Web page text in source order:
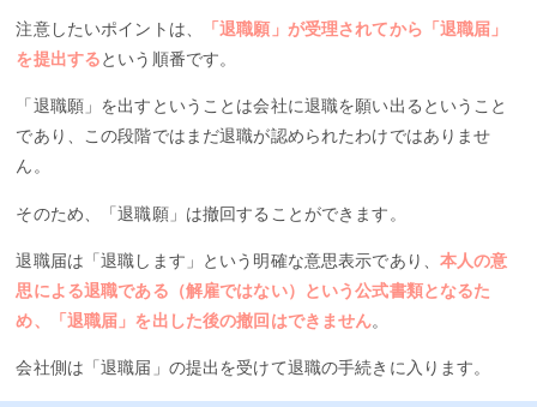
注意したいポイントは、
「退職願」が受理されてから「退職届」
を提出するという順番です。
「退職願」を出すということは会社に退職を願い出るということ
であり、この段階ではまだ退職が認められたわけではありませ
ん。
そのため、「退職願」は撤回することができます。
退職届は「退職します」という明確な意思表示であり、本人の意
思による退職である（解雇ではない）という公式書類となるた
め、「退職届」を出した後の撤回はできません。
会社側は「退職届」の提出を受けて退職の手続きに入ります。